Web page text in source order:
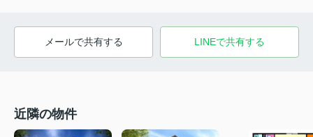
メールで共有する LINEで共有する
近隣の物件